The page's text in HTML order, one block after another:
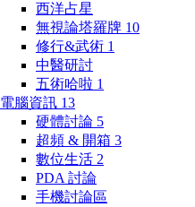
西洋占星
無視論塔羅牌 10
修行&武術 1
中醫研討
五術哈啦 1
電腦資訊 13
硬體討論 5
超頻 & 開箱 3
數位生活 2
PDA 討論
手機討論區